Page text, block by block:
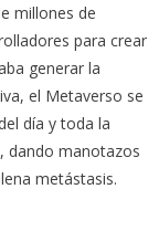
millones de
para crear
generar la
el Metaverso se
día y toda la
dando manotazos
metástasis.